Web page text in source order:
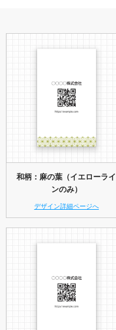
和柄：麻の葉（イエローライ
ンのみ）
デザイン詳細ページへ